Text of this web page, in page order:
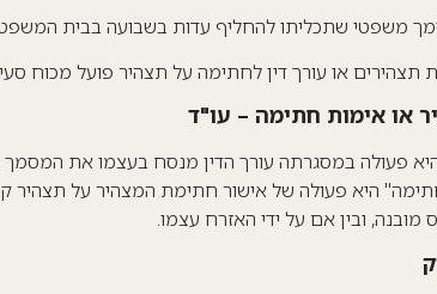
משפטי שתכליתו להחליף עדות בשבועה בבית
תצהירים או עורך דין לחתימה על תצהיר פועל מכוח סעיף
או אימות חתימה – עו"ד
פעולה במסגרתה עורך הדין מנסח בעצמו את
היא פעולה של אישור חתימת המצהיר על תצהיר
ובין אם על ידי האזרח עצמו.